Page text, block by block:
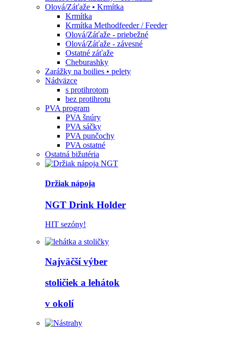
Olová/Záťaže • Krmítka
Krmítka
Krmítka Methodfeeder / Feeder
Olová/Záťaže - priebežné
Olová/Záťaže - závesné
Ostatné záťaže
Cheburashky
Zarážky na boilies • pelety
Nádväzce
s protihrotom
bez protihrotu
PVA program
PVA šnúry
PVA sáčky
PVA punčochy
PVA ostatné
Ostatná bižutéria
Držiak nápoja
NGT Drink Holder
HIT sezóny!
Najväčší výber
stoličiek a lehátok
v okolí